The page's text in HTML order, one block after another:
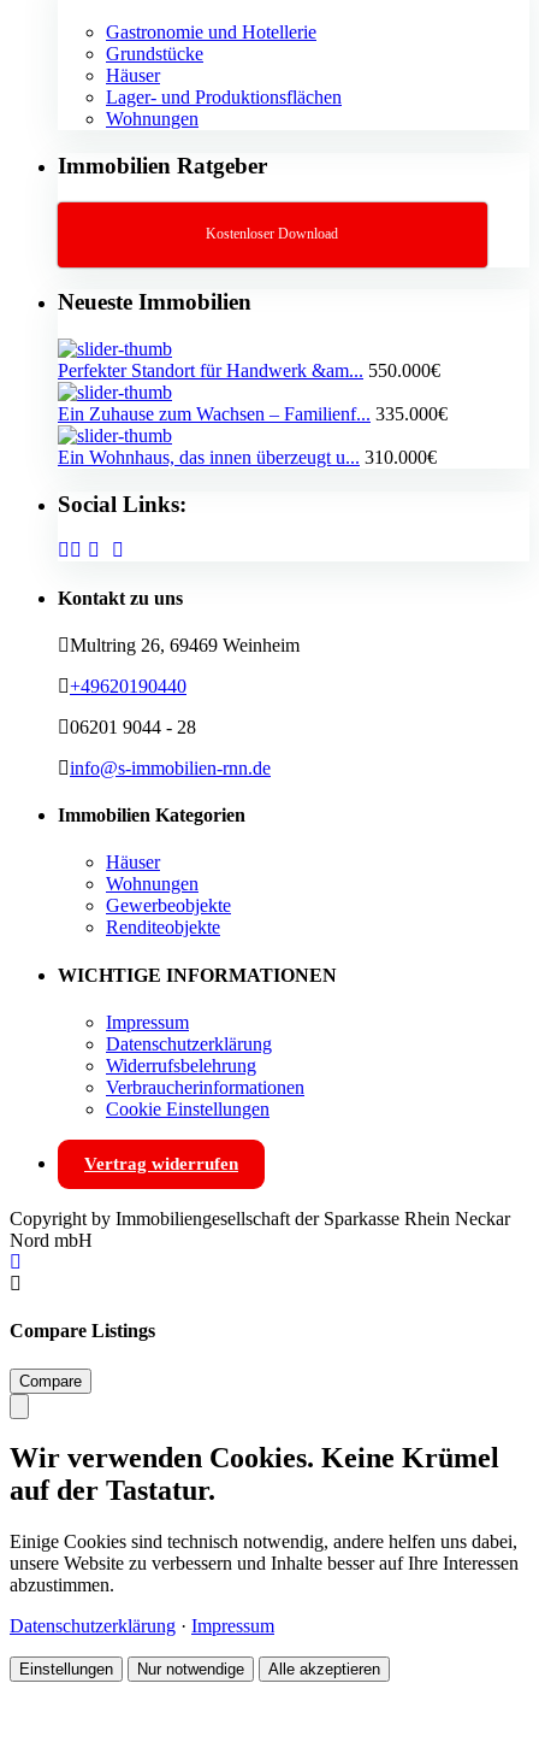
Gastronomie und Hotellerie
Grundstücke
Häuser
Lager- und Produktionsflächen
Wohnungen
Immobilien Ratgeber
Kostenloser Download
Neueste Immobilien
Perfekter Standort für Handwerk &am... 550.000€
Ein Zuhause zum Wachsen – Familienf... 335.000€
Ein Wohnhaus, das innen überzeugt u... 310.000€
Social Links:
Kontakt zu uns
Multring 26, 69469 Weinheim
+49620190440
06201 9044 - 28
info@s-immobilien-rnn.de
Immobilien Kategorien
Häuser
Wohnungen
Gewerbeobjekte
Renditeobjekte
WICHTIGE INFORMATIONEN
Impressum
Datenschutzerklärung
Widerrufsbelehrung
Verbraucherinformationen
Cookie Einstellungen
Vertrag widerrufen
Copyright by Immobiliengesellschaft der Sparkasse Rhein Neckar
Nord mbH
Compare Listings
Compare
Wir verwenden Cookies. Keine Krümel
auf der Tastatur.
Einige Cookies sind technisch notwendig, andere helfen uns dabei,
unsere Website zu verbessern und Inhalte besser auf Ihre Interessen
abzustimmen.
Datenschutzerklärung · Impressum
Einstellungen Nur notwendige Alle akzeptieren